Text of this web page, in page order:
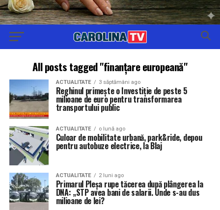
All posts tagged "finanțare europeană"
ACTUALITATE 3 săptămâni ago
Reghinul primește o Investiție de peste 5
milioane de euro pentru transformarea
transportului public
ACTUALITATE o lună ago
Culoar de mobilitate urbană, park&ride, depou
pentru autobuze electrice, la Blaj
ACTUALITATE 2 luni ago
Primarul Pleșa rupe tăcerea după plângerea la
DNA: „STP avea bani de salarii. Unde s-au dus
milioane de lei?